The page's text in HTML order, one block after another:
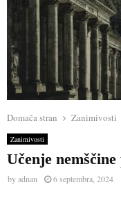
Domača stran Zanimivosti
Zanimivosti
Učenje
byadnan 6 septembra, 2024